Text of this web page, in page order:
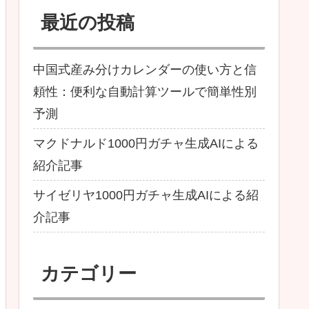
最近の投稿
中国式産み分けカレンダーの使い方と信
頼性：便利な自動計算ツールで簡単性別
予測
マクドナルド1000円ガチャ生成AIによる
紹介記事
サイゼリヤ1000円ガチャ生成AIによる紹
介記事
カテゴリー